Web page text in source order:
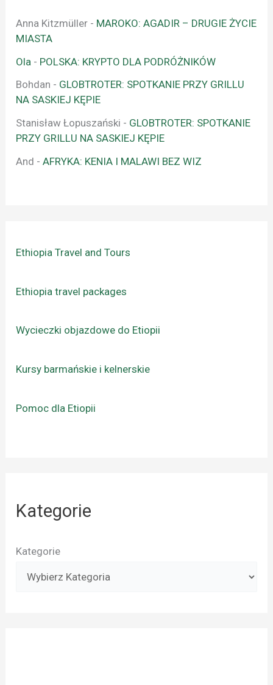
Anna Kitzmüller - MAROKO: AGADIR – DRUGIE ŻYCIE
MIASTA
Ola - POLSKA: KRYPTO DLA PODRÓŻNIKÓW
Bohdan - GLOBTROTER: SPOTKANIE PRZY GRILLU
NA SASKIEJ KĘPIE
Stanisław Łopuszański - GLOBTROTER: SPOTKANIE
PRZY GRILLU NA SASKIEJ KĘPIE
And -AFRYKA: KENIA I MALAWI BEZ WIZ
Ethiopia Travel and Tours
Ethiopia travel packages
Wycieczki objazdowe do Etiopii
Kursy barmańskie i kelnerskie
Pomoc dla Etiopii
Kategorie
Kategorie